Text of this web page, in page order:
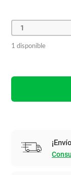
1
1 disponible